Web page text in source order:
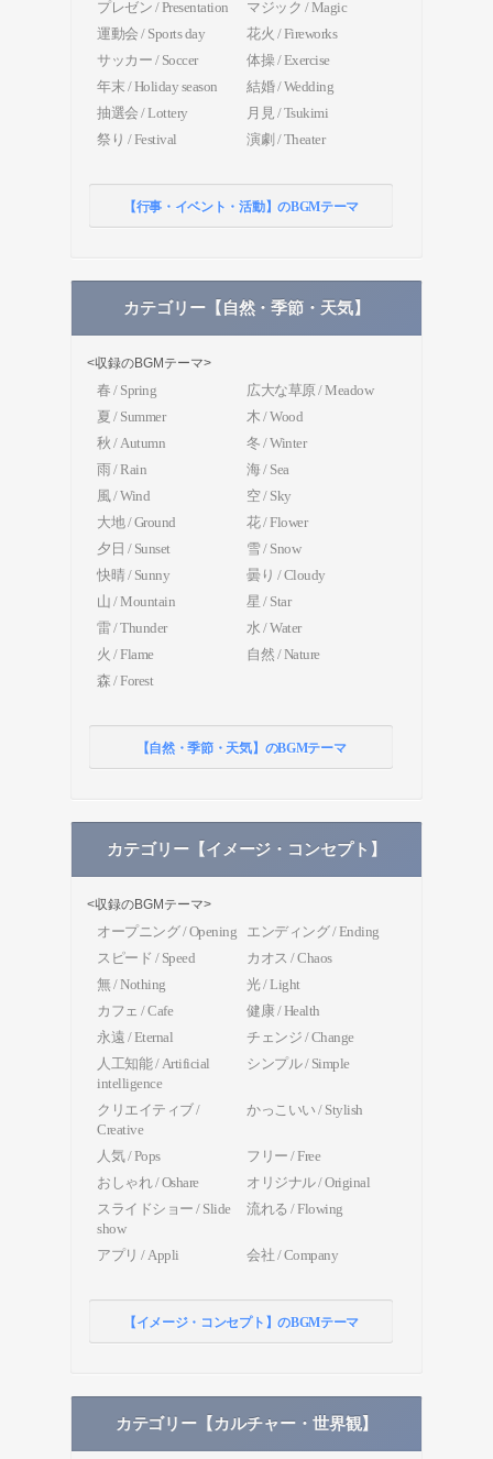
プレゼン / Presentation
マジック / Magic
運動会 / Sports day
花火 / Fireworks
サッカー / Soccer
体操 / Exercise
年末 / Holiday season
結婚 / Wedding
抽選会 / Lottery
月見 / Tsukimi
祭り / Festival
演劇 / Theater
【行事・イベント・活動】のBGMテーマ
カテゴリー【自然・季節・天気】
<収録のBGMテーマ>
春 / Spring
広大な草原 / Meadow
夏 / Summer
木 / Wood
秋 / Autumn
冬 / Winter
雨 / Rain
海 / Sea
風 / Wind
空 / Sky
大地 / Ground
花 / Flower
夕日 / Sunset
雪 / Snow
快晴 / Sunny
曇り / Cloudy
山 / Mountain
星 / Star
雷 / Thunder
水 / Water
火 / Flame
自然 / Nature
森 / Forest
【自然・季節・天気】のBGMテーマ
カテゴリー【イメージ・コンセプト】
<収録のBGMテーマ>
オープニング / Opening
エンディング / Ending
スピード / Speed
カオス / Chaos
無 / Nothing
光 / Light
カフェ / Cafe
健康 / Health
永遠 / Eternal
チェンジ / Change
人工知能 / Artificial
intelligence
シンプル / Simple
クリエイティブ /
Creative
かっこいい / Stylish
人気 / Pops
フリー / Free
おしゃれ / Oshare
オリジナル / Original
スライドショー / Slide
show
流れる / Flowing
アプリ / Appli 会社 / Company
【イメージ・コンセプト】のBGMテーマ
カテゴリー【カルチャー・世界観】